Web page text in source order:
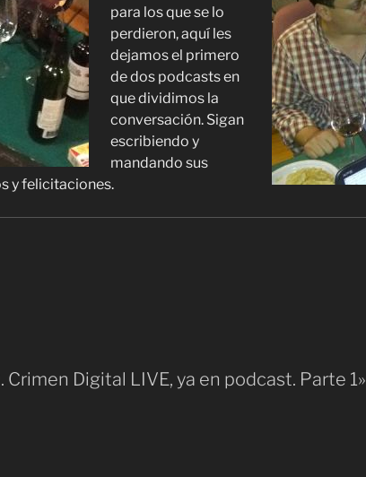
para los que se lo
perdieron, aquí les
dejamos el primero
de dos podcasts en
que dividimos la
conversación. Sigan
escribiendo y
mandando sus
y felicitaciones.
Digital LIVE, ya en podcast. Parte 1»